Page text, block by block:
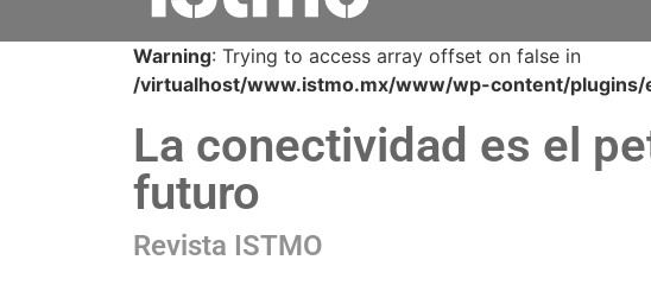
Warning: Trying to access array offset on false in
/virtualhost/www.istmo.mx/www/wp-content/
La conectividad es el
futuro
Revista ISTMO